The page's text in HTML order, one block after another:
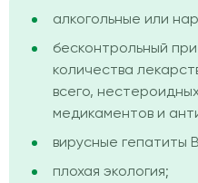
алкогольные или
бесконтрольный
количества
всего,
медикаментов и
вирусные гепатиты
плохая экология;